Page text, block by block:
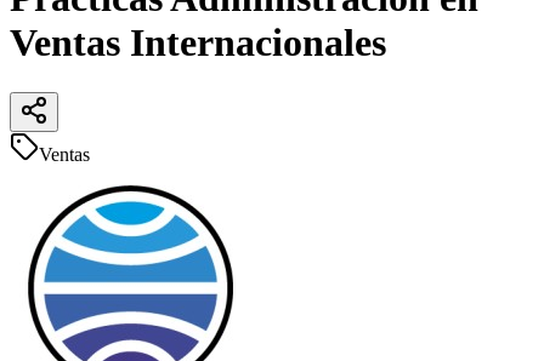
Ventas Internacionales
Ventas